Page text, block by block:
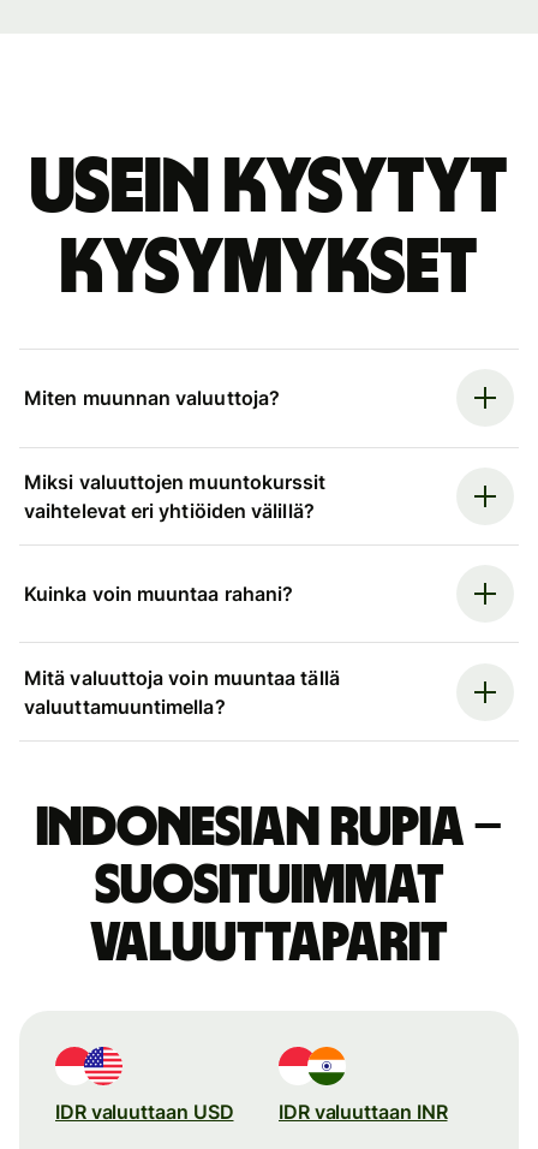
Usein kysytyt
kysymykset
Miten muunnan valuuttoja?
Miksi valuuttojen muuntokurssit
vaihtelevat eri yhtiöiden välillä?
Kuinka voin muuntaa rahani?
Mitä valuuttoja voin muuntaa tällä
valuuttamuuntimella?
Indonesian rupia –
suosituimmat
valuuttaparit
IDR valuuttaan USD IDR valuuttaan INR